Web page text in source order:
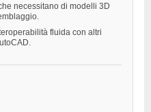
necessitano di modelli 3D
fluida con altri